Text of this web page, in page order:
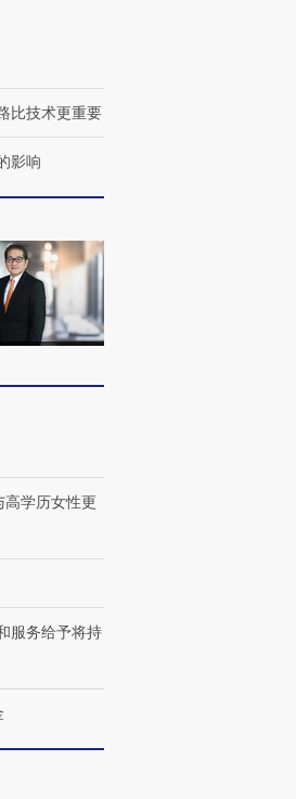
”的印
争将教
视线｜“入侵”还是“人道危
机”？难民潮撕裂西班牙
飞地休达
·第三对
住三大增长引擎是什么？
比技术更重要
影响
高学历女性更
服务给予将持